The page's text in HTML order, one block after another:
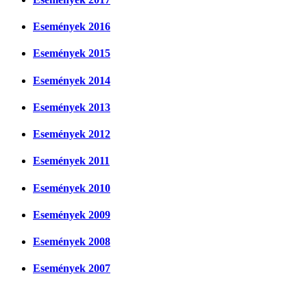
Események 2016
Események 2015
Események 2014
Események 2013
Események 2012
Események 2011
Események 2010
Események 2009
Események 2008
Események 2007